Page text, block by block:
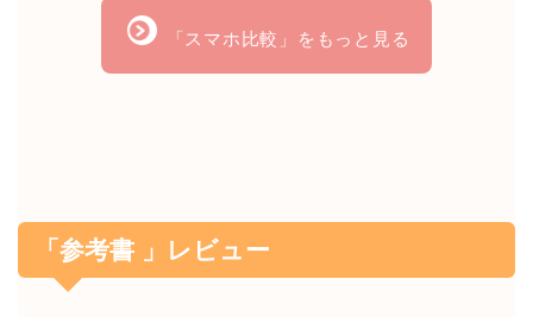
「スマホ比較」をもっと見る
「参考書 」レビュー